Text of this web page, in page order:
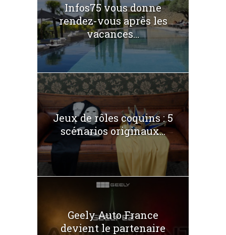
Infos75 vous donne
rendez-vous après les
vacances...
Jeux de rôles coquins : 5
scénarios originaux...
Geely Auto France
devient le partenaire